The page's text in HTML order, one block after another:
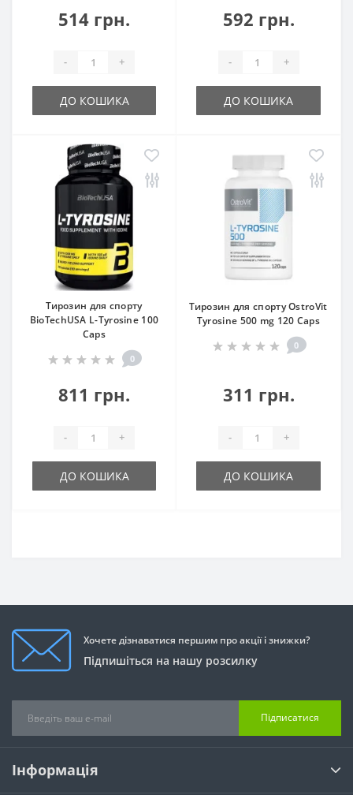
514 грн.
- +
ДО КОШИКА
592 грн.
- +
ДО КОШИКА
Тирозин для спорту
BioTechUSA L-Tyrosine 100
Caps
0
811 грн.
- +
ДО КОШИКА
Тирозин для спорту OstroVit
Tyrosine 500 mg 120 Caps
0
311 грн.
- +
ДО КОШИКА
Хочете дізнаватися першим про акції і знижки?
Підпишіться на нашу розсилку
Підписатися
Інформація